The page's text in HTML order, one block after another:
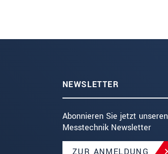
NEWSLETTER
Abonnieren Sie jetzt unseren
Messtechnik Newsletter
ZUR ANMELDUNG